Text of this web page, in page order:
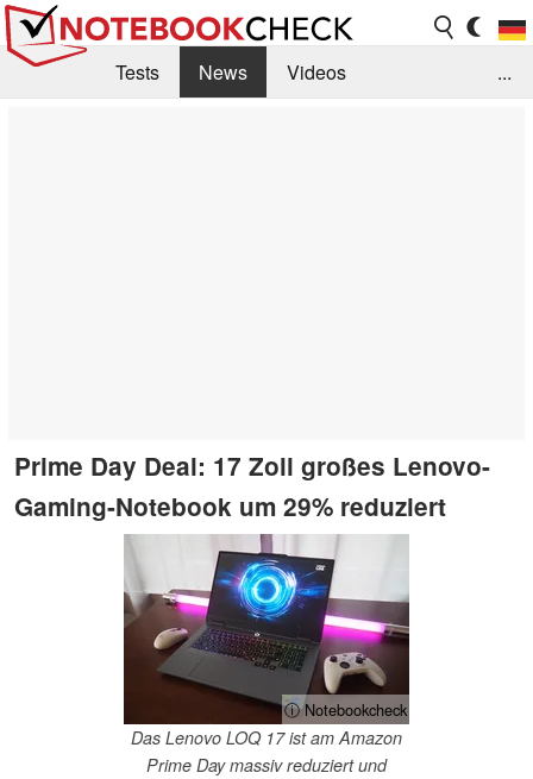
Tests News
Videos
...
Prime Day Deal: 17 Zoll großes Lenovo-
Gaming-Notebook um 29% reduziert
ⓘ Notebookcheck
Das Lenovo LOQ 17 ist am Amazon
Prime Day massiv reduziert und